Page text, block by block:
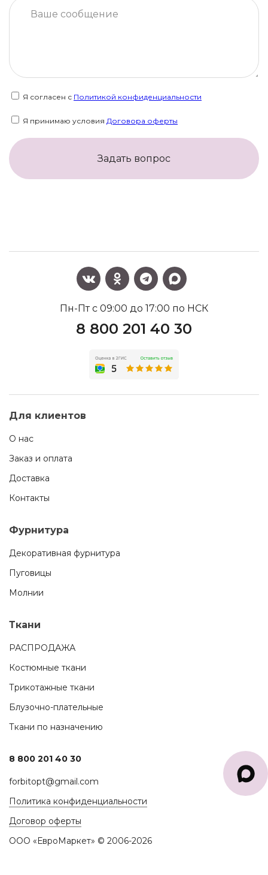
Я согласен с Политикой конфиденциальности
Я принимаю условия Договора оферты
Задать вопрос
Пн-Пт с 09:00 до 17:00 по НСК
8 800 201 40 30
Для клиентов
О нас
Заказ и оплата
Доставка
Контакты
Фурнитура
Декоративная фурнитура
Пуговицы
Молнии
Ткани
РАСПРОДАЖА
Костюмные ткани
Трикотажные ткани
Блузочно-плательные
Ткани по назначению
8 800 201 40 30
forbitopt@gmail.com
Политика конфиденциальности
Договор оферты
ООО «ЕвроМаркет» © 2006-2026